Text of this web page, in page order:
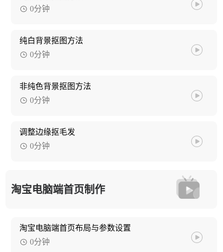
0分钟
纯白背景抠图方法
0分钟
非纯色背景抠图方法
0分钟
调整边缘抠毛发
0分钟
淘宝电脑端首页制作
淘宝电脑端首页布局与参数设置
0分钟